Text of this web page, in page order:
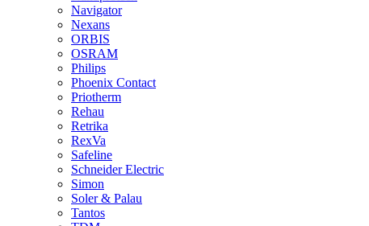
Navigator
Nexans
ORBIS
OSRAM
Philips
Phoenix Contact
Priotherm
Rehau
Retrika
RexVa
Safeline
Schneider Electric
Simon
Soler & Palau
Tantos